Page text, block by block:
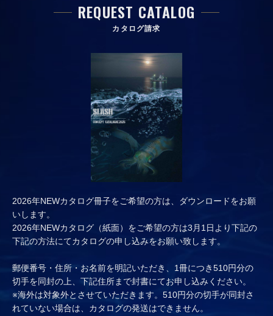
REQUEST CATALOG
カタログ請求
2026年NEWカタログ冊子をご希望の方は、ダウンロードをお願
いします。
2026年NEWカタログ（紙面）をご希望の方は3月1日より下記の
下記の方法にてカタログの申し込みをお願い致します。
郵便番号・住所・お名前を明記いただき、1冊につき510円分の
切手を同封の上、下記住所まで封書にてお申し込みください。
※海外は対象外とさせていただきます。510円分の切手が同封さ
れていない場合は、カタログの発送はできません。